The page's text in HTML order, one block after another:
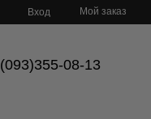
Вход Мой заказ
(093)355-08-13